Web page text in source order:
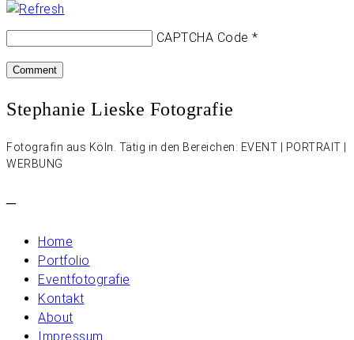
CAPTCHA Code *
Stephanie Lieske Fotografie
Fotografin aus Köln. Tätig in den Bereichen: EVENT | PORTRAIT |
WERBUNG
–
Home
Portfolio
Eventfotografie
Kontakt
About
Impressum